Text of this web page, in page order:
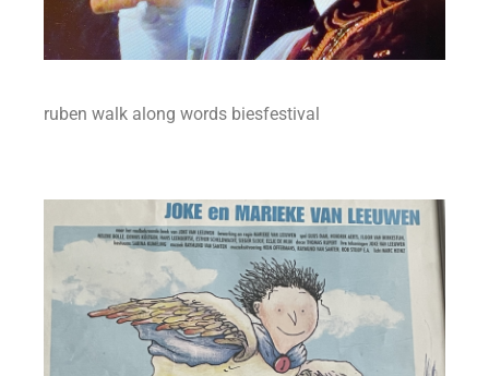
ruben walk along words biesfestival